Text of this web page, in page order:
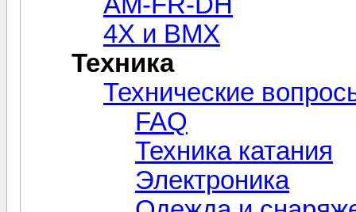
4X и BMX
Техника
Технические
FAQ
Техника катания
Электроника